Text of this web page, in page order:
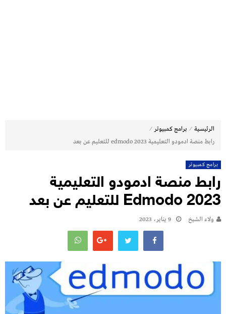
الرئيسية ⁄ برامج كمبيوتر ⁄
رابط منصة ادمودو التعليمية edmodo 2023 للتعليم عن بعد
برامج كمبيوتر
رابط منصة ادمودو التعليمية
Edmodo 2023 للتعليم عن بعد
ولاء الشيخ 9 يناير، 2023